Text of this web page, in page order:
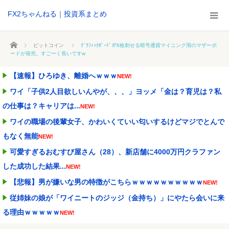
FX2ちゃんねる｜投資系まとめ
ホーム ビットコイン
ｸﾞﾗﾌｨｯｸﾎﾞｰﾄﾞが8枚刺せる暗号通貨マイニング用のマザーボ
ードが発売。すごーく長いですw
【速報】ひろゆき、離婚へｗｗｗNEW!
ワイ「子供2人目欲しいんやが、、、」ヨッメ「金は？育児は？私
の仕事は？キャリアは...NEW!
ワイの職場の後輩女子、かわいくていい匂いするけどマジでとんで
もなく無能NEW!
可愛すぎるおむすび屋さん（28）、新店舗に4000万円クラファン
した成功した結果...NEW!
【悲報】男が嫌いな男の特徴がこちらｗｗｗｗｗｗｗｗｗｗNEW!
従姉妹の娘が「ワイニートのジッジ（金持ち）」にやたら会いに来
る理由ｗｗｗｗｗNEW!